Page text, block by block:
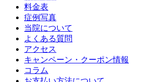
料金表
症例写真
当院について
よくある質問
アクセス
キャンペーン・クーポン情報
コラム